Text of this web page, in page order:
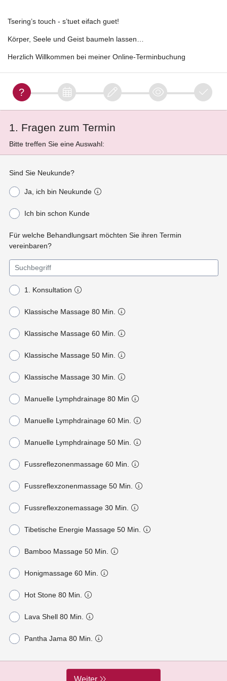
Tsering’s touch - s’tuet eifach guet!
Körper, Seele und Geist baumeln lassen…
Herzlich Willkommen bei meiner Online-Terminbuchung
1. Fragen zum Termin
Bitte treffen Sie eine Auswahl:
Sind Sie Neukunde?
Ja, ich bin Neukunde
Ich bin schon Kunde
Für welche Behandlungsart möchten Sie ihren Termin
vereinbaren?
1. Konsultation
Klassische Massage 80 Min.
Klassische Massage 60 Min.
Klassische Massage 50 Min.
Klassische Massage 30 Min.
Manuelle Lymphdrainage 80 Min
Manuelle Lymphdrainage 60 Min.
Manuelle Lymphdrainage 50 Min.
Fussreflezonenmassage 60 Min.
Fussreflexzonenmassage 50 Min.
Fussreflexzonemassage 30 Min.
Tibetische Energie Massage 50 Min.
Bamboo Massage 50 Min.
Honigmassage 60 Min.
Hot Stone 80 Min.
Lava Shell 80 Min.
Pantha Jama 80 Min.
Weiter